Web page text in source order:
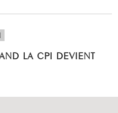
LA CPI DEVIENT